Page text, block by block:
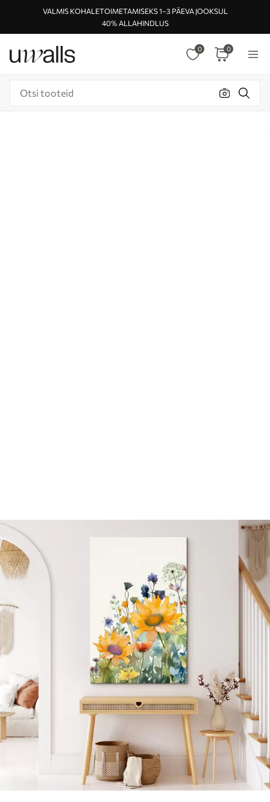
VALMIS KOHALETOIMETAMISEKS 1–3 PÄEVA JOOKSUL
40% ALLAHINDLUS
0 0